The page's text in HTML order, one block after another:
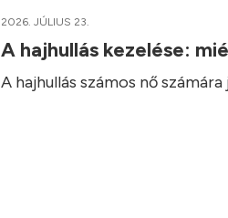
2026. JÚLIUS 23.
A hajhullás kezelése:
A hajhullás számos nő